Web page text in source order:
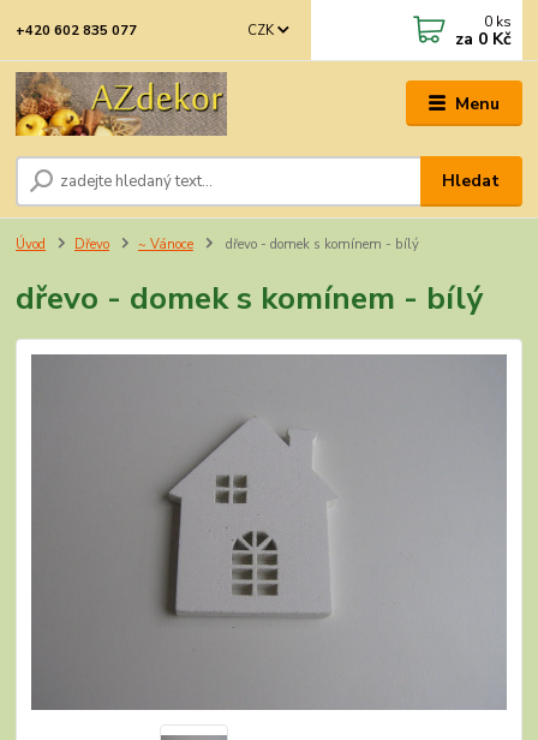
Menu
CZK
Hledat
+420 602 835 077 0 ks
za 0 Kč
Úvod Dřevo ~ Vánoce dřevo - domek s komínem - bílý
dřevo - domek s komínem - bílý